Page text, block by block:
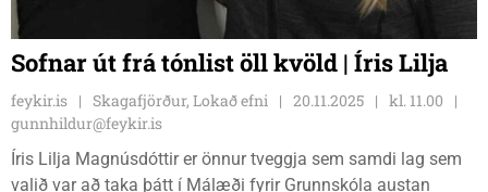
Sofnar út frá tónlist öll kvöld | Íris Lilja
feykir.is Skagafjörður, Lokað efni 20.11.2025
kl. 11.00
gunnhildur@feykir.is
Íris Lilja Magnúsdóttir er önnur tveggja sem samdi lag sem
valið var að taka þátt í Málæði fyrir Grunnskóla austan